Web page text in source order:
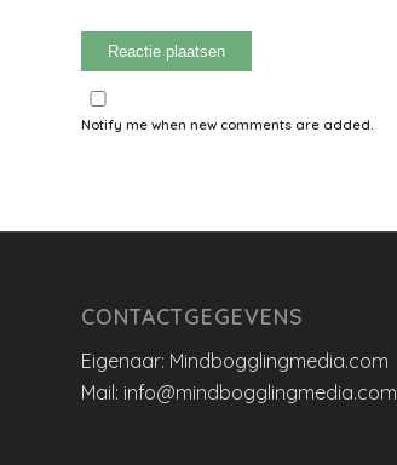
Notify me when new comments are added.
CONTACTGEGEVENS
Eigenaar: Mindbogglingmedia.com
Mail: info@mindbogglingmedia.com